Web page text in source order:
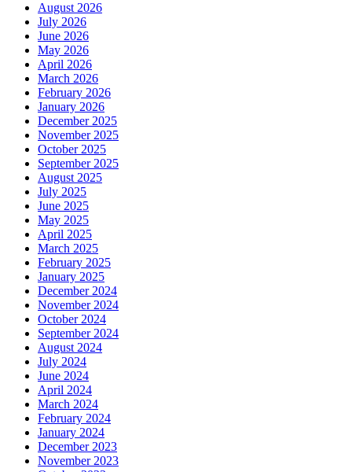
August 2026
July 2026
June 2026
May 2026
April 2026
March 2026
February 2026
January 2026
December 2025
November 2025
October 2025
September 2025
August 2025
July 2025
June 2025
May 2025
April 2025
March 2025
February 2025
January 2025
December 2024
November 2024
October 2024
September 2024
August 2024
July 2024
June 2024
April 2024
March 2024
February 2024
January 2024
December 2023
November 2023